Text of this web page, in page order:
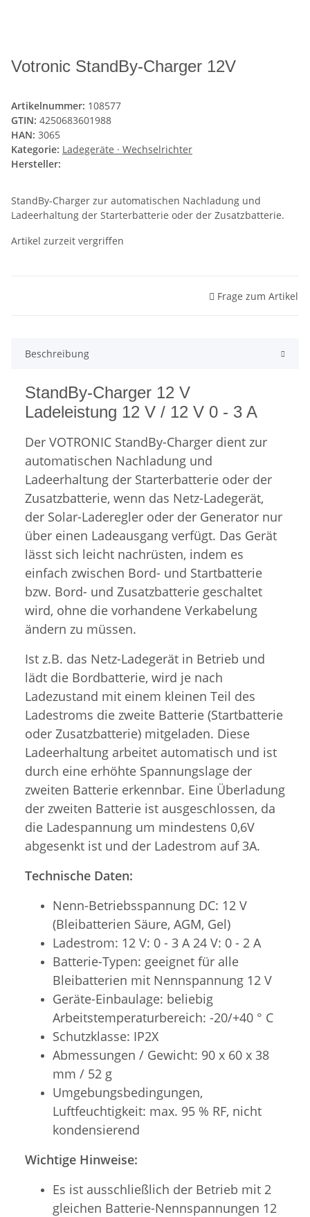
Votronic StandBy-Charger 12V
Artikelnummer: 108577
GTIN: 4250683601988
HAN: 3065
Kategorie: Ladegeräte · Wechselrichter
Hersteller:
StandBy-Charger zur automatischen Nachladung und
Ladeerhaltung der Starterbatterie oder der Zusatzbatterie.
Artikel zurzeit vergriffen
Frage zum Artikel
Beschreibung
StandBy-Charger 12 V
Ladeleistung 12 V / 12 V 0 - 3 A
Der VOTRONIC StandBy-Charger dient zur
automatischen Nachladung und
Ladeerhaltung der Starterbatterie oder der
Zusatzbatterie, wenn das Netz-Ladegerät,
der Solar-Laderegler oder der Generator nur
über einen Ladeausgang verfügt. Das Gerät
lässt sich leicht nachrüsten, indem es
einfach zwischen Bord- und Startbatterie
bzw. Bord- und Zusatzbatterie geschaltet
wird, ohne die vorhandene Verkabelung
ändern zu müssen.
Ist z.B. das Netz-Ladegerät in Betrieb und
lädt die Bordbatterie, wird je nach
Ladezustand mit einem kleinen Teil des
Ladestroms die zweite Batterie (Startbatterie
oder Zusatzbatterie) mitgeladen. Diese
Ladeerhaltung arbeitet automatisch und ist
durch eine erhöhte Spannungslage der
zweiten Batterie erkennbar. Eine Überladung
der zweiten Batterie ist ausgeschlossen, da
die Ladespannung um mindestens 0,6V
abgesenkt ist und der Ladestrom auf 3A.
Technische Daten:
Nenn-Betriebsspannung DC: 12 V
(Bleibatterien Säure, AGM, Gel)
Ladestrom: 12 V: 0 - 3 A 24 V: 0 - 2 A
Batterie-Typen: geeignet für alle
Bleibatterien mit Nennspannung 12 V
Geräte-Einbaulage: beliebig
Arbeitstemperaturbereich: -20/+40 ° C
Schutzklasse: IP2X
Abmessungen / Gewicht: 90 x 60 x 38
mm / 52 g
Umgebungsbedingungen,
Luftfeuchtigkeit: max. 95 % RF, nicht
kondensierend
Wichtige Hinweise:
Es ist ausschließlich der Betrieb mit 2
gleichen Batterie-Nennspannungen 12